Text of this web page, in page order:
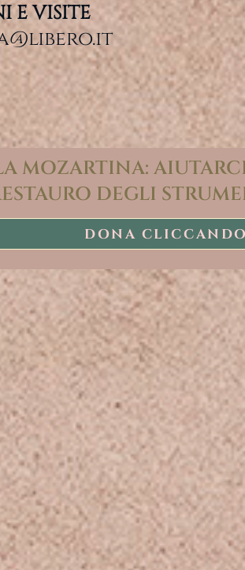
E VISITE
MOZARTINA:
DEGLI
DONA